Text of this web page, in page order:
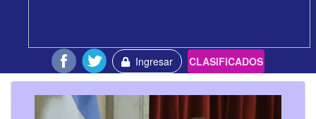
Ingresar CLASIFICADOS